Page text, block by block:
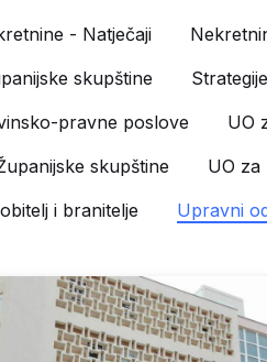
- Natječaji
skupštine
pravne poslove
UO
skupštine
UO
i branitelje Upravni